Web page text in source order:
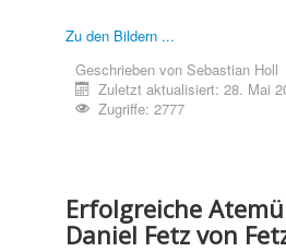
Zu den Bildern ...
Geschrieben von Sebastian Holl
Zuletzt aktualisiert: 28. Mai
Zugriffe: 2777
Erfolgreiche
Daniel Fetz von